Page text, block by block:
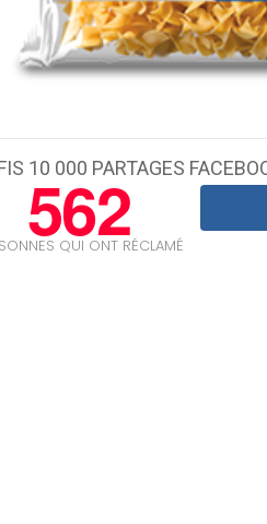
10 000 PARTAGES
562
QUI ONT RÉCLAMÉ